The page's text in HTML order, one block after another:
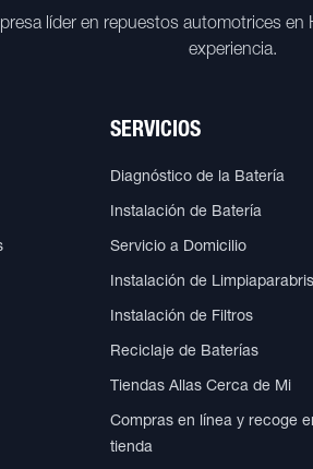
líder en repuestos automotrices
experiencia.
SERVICIOS
Diagnóstico de la Batería
Instalación de Batería
Servicio a Domicilio
Instalación de
Instalación de Filtros
Reciclaje de Baterías
Tiendas Allas Cerca de Mi
Compras en línea y recoge
tienda